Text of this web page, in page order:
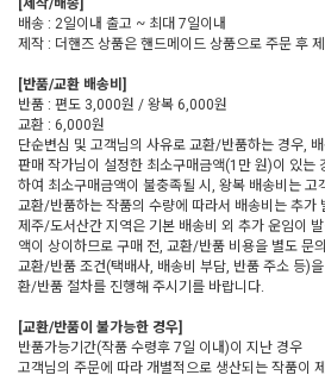
배송 : 2일이내 출고 ~ 최대 7일이내
제작 : 더핸즈 상품은 핸드메이드 상품으로 주문 후
[반품/교환 배송비]
반품 : 편도 3,000원 / 왕복 6,000원
교환 : 6,000원
단순변심 및 고객님의 사유로 교환/반품하는 경우,
판매 작가님이 설정한 최소구매금액(1만 원)이 있는
하여 최소구매금액이 불충족될 시, 왕복 배송비는 고
교환/반품하는 작품의 수량에 따라서 배송비는 추가
제주/도서산간 지역은 기본 배송비 외 추가 운임이
액이 상이하므로 구매 전, 교환/반품 비용을 별도 문
교환/반품 조건(택배사, 배송비 부담, 반품 주소 등)
환/반품 절차를 진행해 주시기를 바랍니다.
[교환/반품이 불가능한 경우]
반품가능기간(작품 수령후 7일 이내)이 지난 경우
고객님의 주문에 따라 개별적으로 생산되는 작품이